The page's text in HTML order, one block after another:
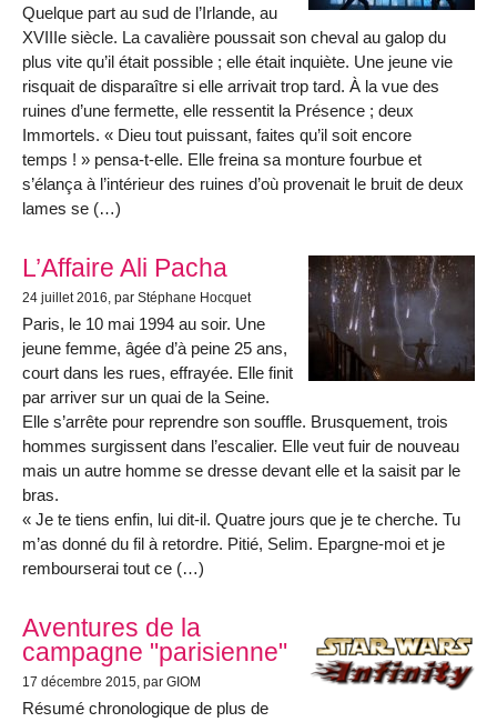
Quelque part au sud de l’Irlande, au
XVIIIe siècle. La cavalière poussait son cheval au galop du
plus vite qu’il était possible ; elle était inquiète. Une jeune vie
risquait de disparaître si elle arrivait trop tard. À la vue des
ruines d’une fermette, elle ressentit la Présence ; deux
Immortels. « Dieu tout puissant, faites qu’il soit encore
temps ! » pensa-t-elle. Elle freina sa monture fourbue et
s’élança à l’intérieur des ruines d’où provenait le bruit de deux
lames se (…)
L’Affaire Ali Pacha
24 juillet 2016, par Stéphane Hocquet
Paris, le 10 mai 1994 au soir. Une
jeune femme, âgée d’à peine 25 ans,
court dans les rues, effrayée. Elle finit
par arriver sur un quai de la Seine.
Elle s’arrête pour reprendre son souffle. Brusquement, trois
hommes surgissent dans l’escalier. Elle veut fuir de nouveau
mais un autre homme se dresse devant elle et la saisit par le
bras.
« Je te tiens enfin, lui dit-il. Quatre jours que je te cherche. Tu
m’as donné du fil à retordre. Pitié, Selim. Epargne-moi et je
rembourserai tout ce (…)
Aventures de la
campagne "parisienne"
17 décembre 2015, par GIOM
Résumé chronologique de plus de